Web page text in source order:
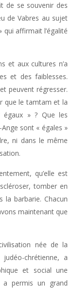
de se souvenir des
de Vabres au sujet
affirmait l’égalité
et aux cultures n’a
et des faiblesses.
peuvent régresser.
que le tamtam et la
égaux » ? Que les
sont « égales »
ni dans le même
qu’elle est
tomber en
la barbarie. Chacun
maintenant que
née de la
chrétienne, a
et social une
a permis un grand